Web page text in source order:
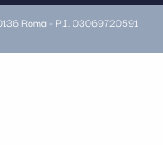
Roma - P.I. 03069720591